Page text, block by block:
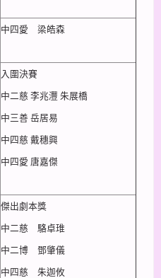
中四愛 梁皓森
入圍決賽
中二慈 李兆灃 朱展橋
中三善 岳居易
中四慈 戴穗興
中四愛 唐嘉傑
傑出劇本獎
中二慈 駱卓琟
中二博 鄧肇儀
中四慈 朱迦攸